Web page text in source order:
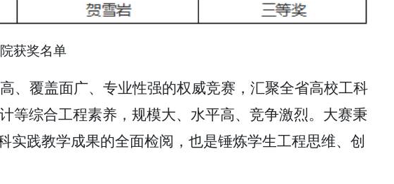
获奖名单
、覆盖面广、专业性强的权威竞赛，汇聚全省高校工科
等综合工程素养，规模大、水平高、竞争激烈。大赛秉
实践教学成果的全面检阅，也是锤炼学生工程思维、创